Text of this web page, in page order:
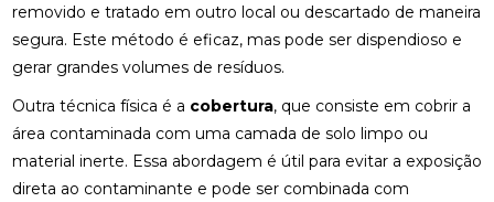
removido e tratado em outro local ou descartado de maneira
segura. Este método é eficaz, mas pode ser dispendioso e
gerar grandes volumes de resíduos.
Outra técnica física é a cobertura, que consiste em cobrir a
área contaminada com uma camada de solo limpo ou
material inerte. Essa abordagem é útil para evitar a exposição
direta ao contaminante e pode ser combinada com